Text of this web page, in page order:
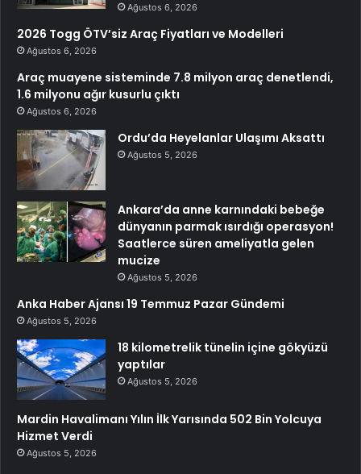
Ağustos 6, 2026
2026 Togg ÖTV’siz Araç Fiyatları ve Modelleri
Ağustos 6, 2026
Araç muayene sisteminde 7.8 milyon araç denetlendi,
1.6 milyonu ağır kusurlu çıktı
Ağustos 6, 2026
Ordu’da Heyelanlar Ulaşımı Aksattı
Ağustos 5, 2026
Ankara’da anne karnındaki bebeğe
dünyanın parmak ısırdığı operasyon!
Saatlerce süren ameliyatla gelen
mucize
Ağustos 5, 2026
Anka Haber Ajansı 19 Temmuz Pazar Gündemi
Ağustos 5, 2026
18 kilometrelik tünelin içine gökyüzü
yaptılar
Ağustos 5, 2026
Mardin Havalimanı Yılın İlk Yarısında 502 Bin Yolcuya
Hizmet Verdi
Ağustos 5, 2026